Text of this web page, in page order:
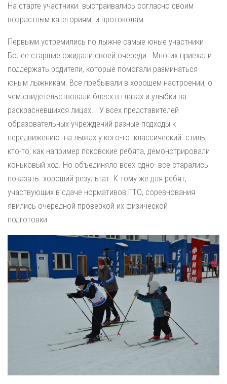
На старте участники выстраивались согласно своим
возрастным категориям и протоколам.
Первыми устремились по лыжне самые юные участники
Более старшие ожидали своей очереди. Многих приехали
поддержать родители, которые помогали разминаться
юным лыжникам. Все пребывали в хорошем настроении, о
чем свидетельствовали блеск в глазах и улыбки на
раскрасневшихся лицах. У всех представителей
образовательных учреждений разные подходы к
передвижению на лыжах у кого-то классический стиль,
кто-то, как например псковские ребята, демонстрировали
коньковый ход. Но объединяло всех одно- все старались
показать хороший результат. К тому же для ребят,
участвующих в сдаче нормативов ГТО, соревнования
явились очередной проверкой их физической
подготовки.